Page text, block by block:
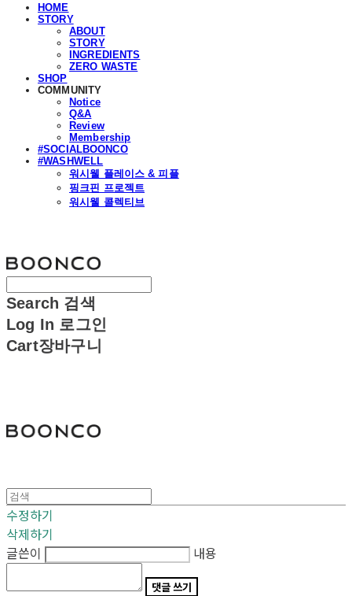
HOME
STORY
ABOUT
STORY
INGREDIENTS
ZERO WASTE
SHOP
COMMUNITY
Notice
Q&A
Review
Membership
#SOCIALBOONCO
#WASHWELL
워시웰 플레이스 & 피플
핑크핀 프로젝트
워시웰 콜렉티브
Search 검색
Log In 로그인
Cart장바구니
수정하기
삭제하기
글쓴이
내용
댓글 쓰기